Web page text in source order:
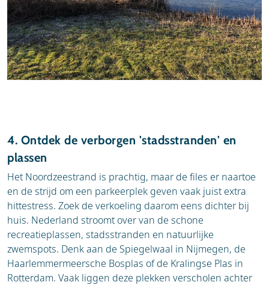
4. Ontdek de verborgen 'stadsstranden' en
plassen
Het Noordzeestrand is prachtig, maar de files er naartoe
en de strijd om een parkeerplek geven vaak juist extra
hittestress. Zoek de verkoeling daarom eens dichter bij
huis. Nederland stroomt over van de schone
recreatieplassen, stadsstranden en natuurlijke
zwemspots. Denk aan de Spiegelwaal in Nijmegen, de
Haarlemmermeersche Bosplas of de Kralingse Plas in
Rotterdam. Vaak liggen deze plekken verscholen achter